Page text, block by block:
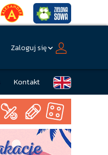
Zaloguj się
Kontakt